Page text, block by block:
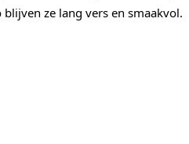
ze lang vers en smaakvol.